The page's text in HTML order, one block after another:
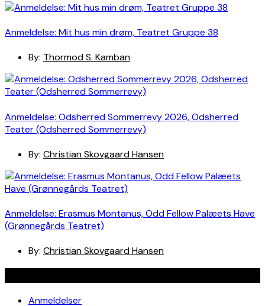
Anmeldelse: Mit hus min drøm, Teatret Gruppe 38
By: Thormod S. Kamban
Anmeldelse: Odsherred Sommerrevy 2026, Odsherred
Teater (Odsherred Sommerrevy)
By: Christian Skovgaard Hansen
Anmeldelse: Erasmus Montanus, Odd Fellow Palæets Have
(Grønnegårds Teatret)
By: Christian Skovgaard Hansen
Anmeldelser